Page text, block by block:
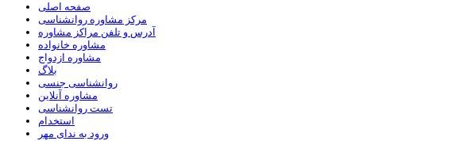
صفحه اصلی
مرکز مشاوره روانشناسی
آدرس و تلفن مراکز مشاوره
مشاوره خانواده
مشاوره ازدواج
بلاگ
روانشناسی جنسی
مشاوره آنلاین
تست روانشناسی
استخدام
ورود به ندای مهر